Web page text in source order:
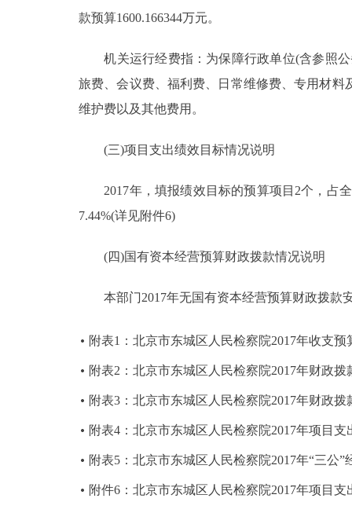
款预算1600.166344万元。
机关运行经费指：为保障行政单位(含参照
旅费、会议费、福利费、日常维修费、专用材
维护费以及其他费用。
(三)项目支出绩效目标情况说明
2017年，填报绩效目标的预算项目2个，占全
7.44%(详见附件6)
(四)国有资本经营预算财政拨款情况说明
本部门2017年无国有资本经营预算财政拨款
附表1：北京市东城区人民检察院2017年收支预
附表2：北京市东城区人民检察院2017年财政拨
附表3：北京市东城区人民检察院2017年财政
附表4：北京市东城区人民检察院2017年项目支
附表5：北京市东城区人民检察院2017年“三公
附件6：北京市东城区人民检察院2017年项目